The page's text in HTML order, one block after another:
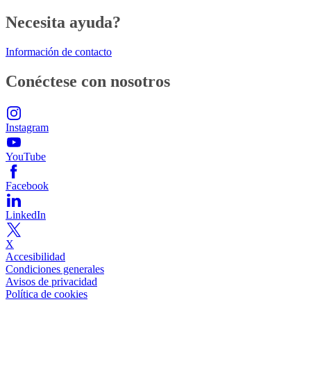
Necesita ayuda?
Información de contacto
Conéctese con nosotros
Instagram
YouTube
Facebook
LinkedIn
X
Accesibilidad
Condiciones generales
Avisos de privacidad
Política de cookies